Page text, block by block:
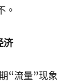
。
济
“流量”现象